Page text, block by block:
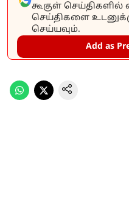
கூகுள் செய்திகளில்
செய்திகளை
செய்யவும்.
Add as